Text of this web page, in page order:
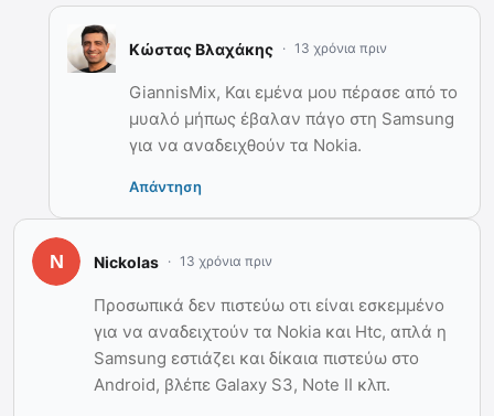
Κώστας Βλαχάκης 13 χρόνια πριν
GiannisMix, Και εμένα μου πέρασε από το
μυαλό μήπως έβαλαν πάγο στη Samsung
για να αναδειχθούν τα Nokia.
Απάντηση
Nickolas 13 χρόνια πριν
Προσωπικά δεν πιστεύω οτι είναι εσκεμμένο
για να αναδειχτούν τα Nokia και Htc, απλά η
Samsung εστιάζει και δίκαια πιστεύω στο
Android, βλέπε Galaxy S3, Note II κλπ.